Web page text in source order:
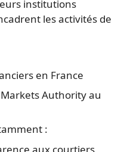
institutions
les activités de
en France
Authority au
:
aux courtiers